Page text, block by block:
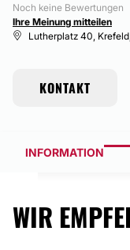
Noch keine Bewertungen
Ihre Meinung mitteilen
Lutherplatz 40,
KONTAKT
INFORMATION
WIR